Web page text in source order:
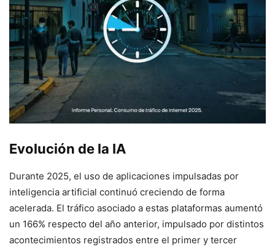
Evolución de la IA
Durante 2025, el uso de aplicaciones impulsadas por
inteligencia artificial continuó creciendo de forma
acelerada. El tráfico asociado a estas plataformas aumentó
un 166% respecto del año anterior, impulsado por distintos
acontecimientos registrados entre el primer y tercer